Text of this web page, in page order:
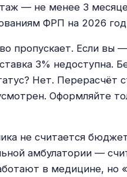
— не менее 3
ФРП на 2026
пропускает. Если вы
3% недоступна.
Нет. Перерасчёт
Оформляйте
не считается
амбулатории —
в медицине, но